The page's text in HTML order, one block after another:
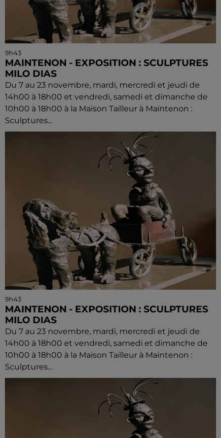
9h43
MAINTENON - EXPOSITION : SCULPTURES
MILO DIAS
Du 7 au 23 novembre, mardi, mercredi et jeudi de
14h00 à 18h00 et vendredi, samedi et dimanche de
10h00 à 18h00 à la Maison Tailleur à Maintenon :
Sculptures...
9h43
MAINTENON - EXPOSITION : SCULPTURES
MILO DIAS
Du 7 au 23 novembre, mardi, mercredi et jeudi de
14h00 à 18h00 et vendredi, samedi et dimanche de
10h00 à 18h00 à la Maison Tailleur à Maintenon :
Sculptures...